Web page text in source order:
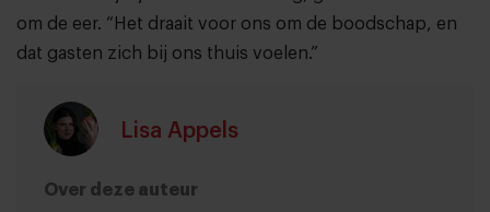
om de eer. “Het draait voor ons om de boodschap, en
dat gasten zich bij ons thuis voelen.”
Lisa Appels
Over deze auteur